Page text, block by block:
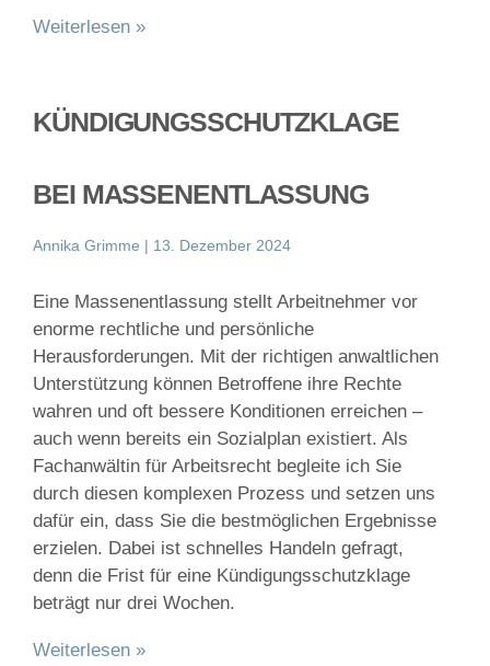
Weiterlesen »
KÜNDIGUNGSSCHUTZKLAGE
BEI MASSENENTLASSUNG
Annika Grimme 13. Dezember 2024
Eine Massenentlassung stellt Arbeitnehmer vor
enorme rechtliche und persönliche
Herausforderungen. Mit der richtigen anwaltlichen
Unterstützung können Betroffene ihre Rechte
wahren und oft bessere Konditionen erreichen –
auch wenn bereits ein Sozialplan existiert. Als
Fachanwältin für Arbeitsrecht begleite ich Sie
durch diesen komplexen Prozess und setzen uns
dafür ein, dass Sie die bestmöglichen Ergebnisse
erzielen. Dabei ist schnelles Handeln gefragt,
denn die Frist für eine Kündigungsschutzklage
beträgt nur drei Wochen.
Weiterlesen »